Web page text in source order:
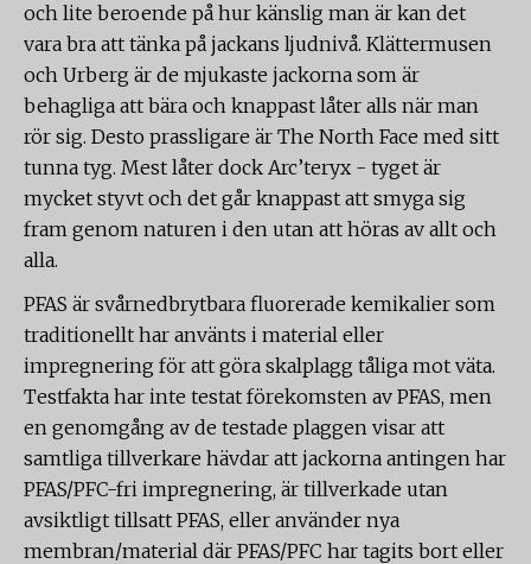
och lite beroende på hur känslig man är kan det
vara bra att tänka på jackans ljudnivå. Klättermusen
och Urberg är de mjukaste jackorna som är
behagliga att bära och knappast låter alls när man
rör sig. Desto prassligare är The North Face med sitt
tunna tyg. Mest låter dock Arc’teryx - tyget är
mycket styvt och det går knappast att smyga sig
fram genom naturen i den utan att höras av allt och
alla.
PFAS är svårnedbrytbara fluorerade kemikalier som
traditionellt har använts i material eller
impregnering för att göra skalplagg tåliga mot väta.
Testfakta har inte testat förekomsten av PFAS, men
en genomgång av de testade plaggen visar att
samtliga tillverkare hävdar att jackorna antingen har
PFAS/PFC-fri impregnering, är tillverkade utan
avsiktligt tillsatt PFAS, eller använder nya
membran/material där PFAS/PFC har tagits bort eller